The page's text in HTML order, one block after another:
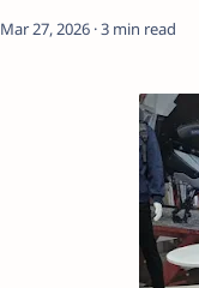
3